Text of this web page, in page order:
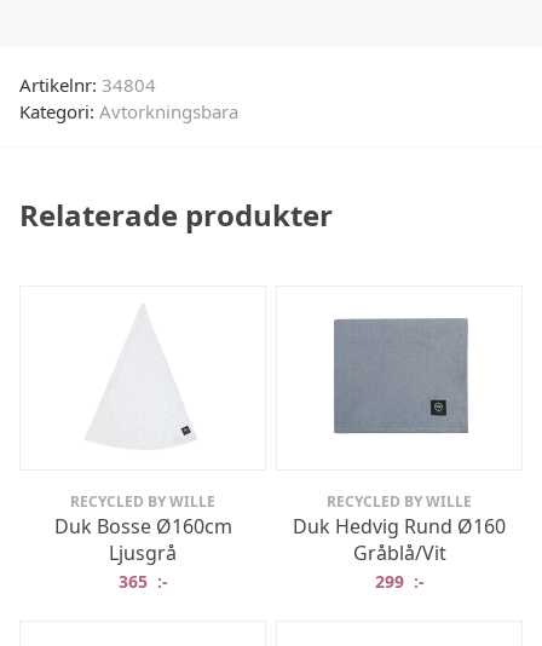
Artikelnr: 34804
Kategori: Avtorkningsbara
Relaterade produkter
RECYCLED BY WILLE
Duk Bosse Ø160cm
Ljusgrå
365 :-
RECYCLED BY WILLE
Duk Hedvig Rund Ø160
Gråblå/Vit
299 :-